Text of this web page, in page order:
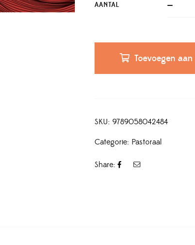
AANTAL
Toevoegen
SKU: 9789058042484
Categorie: Pastoraal
Share: